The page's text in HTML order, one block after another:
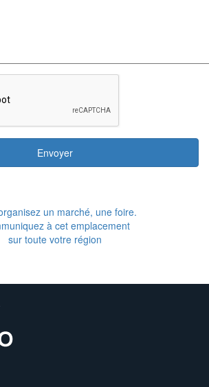
Envoyer
un marché, une foire.
à cet emplacement
sur toute votre région